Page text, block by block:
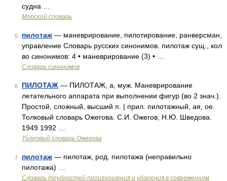
судна …
Морской словарь
5 пилотаж — маневрирование, пилотирование, ранверсман,
управление Словарь русских синонимов. пилотаж сущ., кол
во синонимов: 4 • маневрирование (3) • …
Словарь синонимов
6 ПИЛОТАЖ — ПИЛОТАЖ, а, муж. Маневрирование
летательного аппарата при выполнении фигур (во 2 знач.).
Простой, сложный, высший п. | прил. пилотажный, ая, ое.
Толковый словарь Ожегова. С.И. Ожегов, Н.Ю. Шведова.
1949 1992 …
Толковый словарь Ожегова
7 пилотаж — пилотаж, род. пилотажа (неправильно
пилотажа) …
Словарь трудностей произношения и ударения в современном